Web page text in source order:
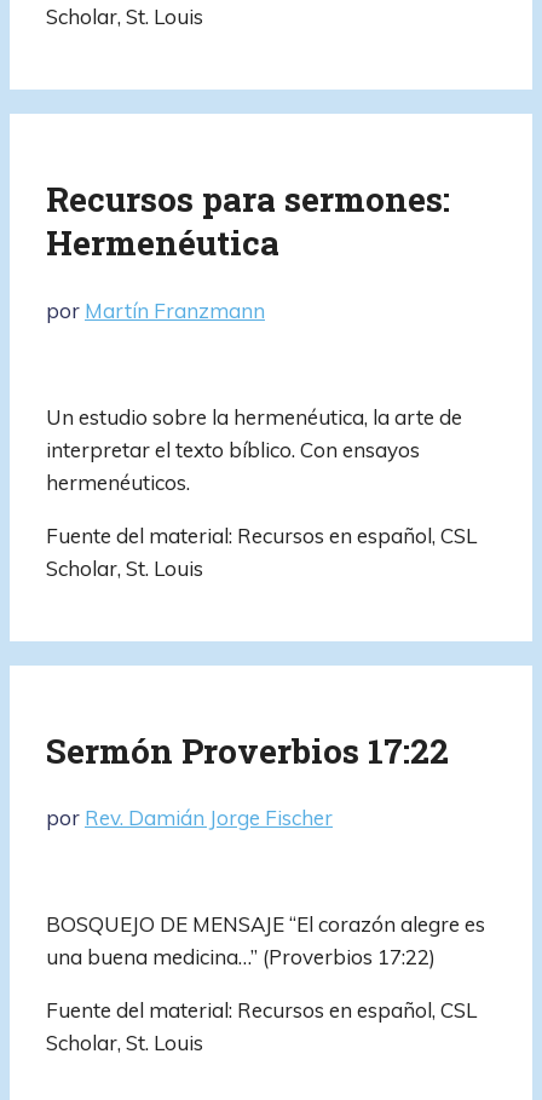
Scholar, St. Louis
Recursos para sermones:
Hermenéutica
por Martín Franzmann
Un estudio sobre la hermenéutica, la arte de
interpretar el texto bíblico. Con ensayos
hermenéuticos.
Fuente del material: Recursos en español, CSL
Scholar, St. Louis
Sermón Proverbios 17:22
por Rev. Damián Jorge Fischer
BOSQUEJO DE MENSAJE “El corazón alegre es
una buena medicina…” (Proverbios 17:22)
Fuente del material: Recursos en español, CSL
Scholar, St. Louis